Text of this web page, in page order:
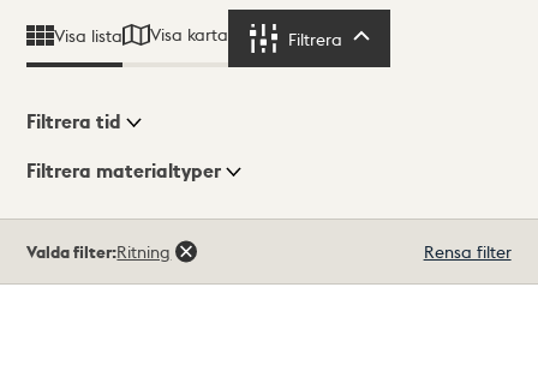
Visa lista Visa karta Filtrera
Visningsläge
Filtrera tid
Filtrera materialtyper
träffar
Valda filter:Ritning Rensa filter